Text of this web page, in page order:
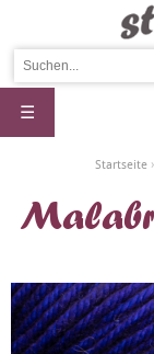
☰
Startseite